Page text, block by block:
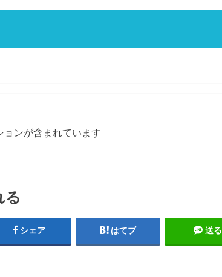
ンが含まれています
シェア はてブ 送る